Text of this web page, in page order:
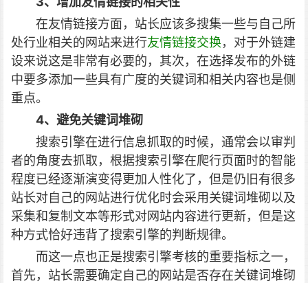
在友情链接方面，站长应该多搜集一些与自己所
处行业相关的网站来进行友情链接交换，对于外链建
设来说这是非常有必要的，其次，在选择发布的外链
中要多添加一些具有广度的关键词和相关内容也是侧
重点。
4、避免关键词堆砌
搜索引擎在进行信息抓取的时候，通常会以审判
者的角度去抓取，根据搜索引擎在爬行页面时的智能
程度已经逐渐演变得更加人性化了，但是仍旧有很多
站长对自己的网站进行优化时会采用关键词堆砌以及
采集和复制文本等形式对网站内容进行更新，但是这
种方式恰好违背了搜索引擎的判断规律。
而这一点也正是搜索引擎考核的重要指标之一，
首先，站长需要确定自己的网站是否存在关键词堆砌